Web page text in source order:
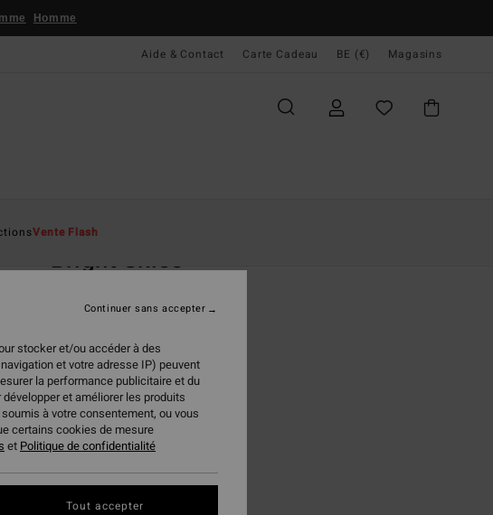
Homme
Aide & Contact Carte Cadeau BE (€) Magasins
Vente Flash
Bright Skies
VENTE FLASH 25% EXTRA
CouleurBlack Sands
stocker et/ou accéder à des
et votre adresse IP) peuvent
la performance publicitaire et du
et améliorer les produits
à votre consentement, ou vous
certains cookies de mesure
et Politique de confidentialité
Continuer sans accepter
Tout accepter